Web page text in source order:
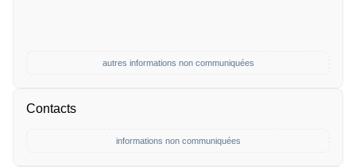
autres informations non communiquées
Contacts
informations non communiquées